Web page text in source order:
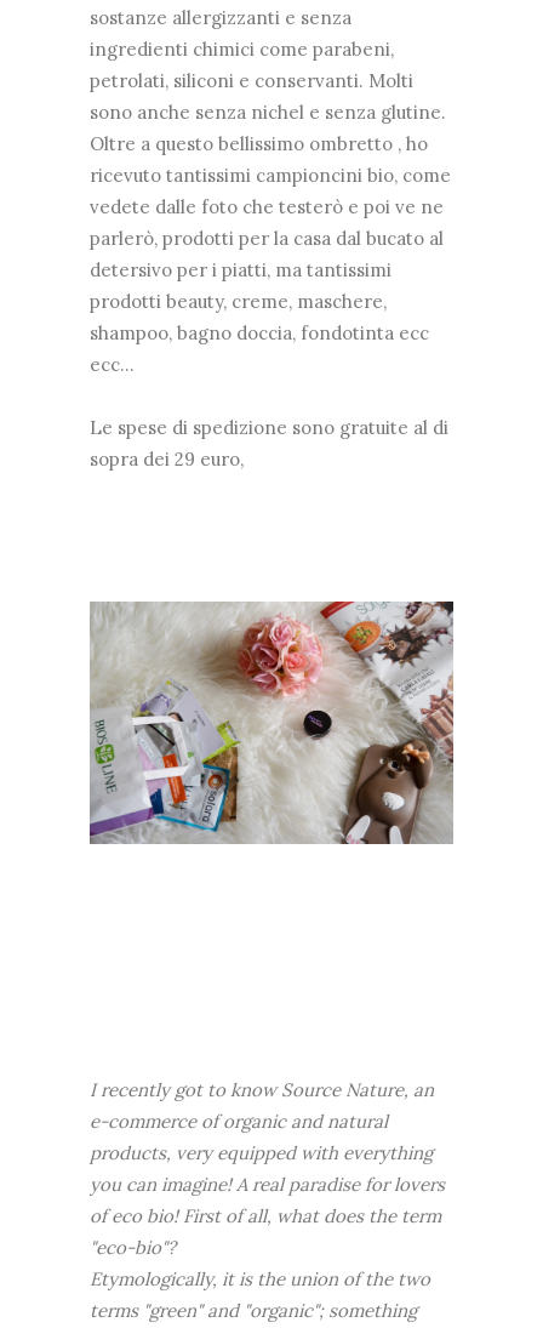
sostanze allergizzanti e senza
ingredienti chimici come parabeni,
petrolati, siliconi e conservanti. Molti
sono anche senza nichel e senza glutine.
Oltre a questo bellissimo ombretto , ho
ricevuto tantissimi campioncini bio, come
vedete dalle foto che testerò e poi ve ne
parlerò, prodotti per la casa dal bucato al
detersivo per i piatti, ma tantissimi
prodotti beauty, creme, maschere,
shampoo, bagno doccia, fondotinta ecc
ecc...
Le spese di spedizione sono gratuite al di
sopra dei 29 euro,
I recently got to know Source Nature, an
e-commerce of organic and natural
products, very equipped with everything
you can imagine! A real paradise for lovers
of eco bio! First of all, what does the term
"eco-bio"?
Etymologically, it is the union of the two
terms "green" and "organic"; something